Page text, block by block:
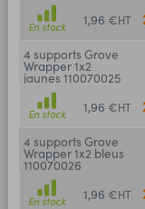
En stock 1,96 €HT
4 supports Grove
Wrapper 1x2
jaunes 110070025
En stock 1,96 €HT
4 supports Grove
Wrapper 1x2 bleus
110070026
En stock 1,96 €HT